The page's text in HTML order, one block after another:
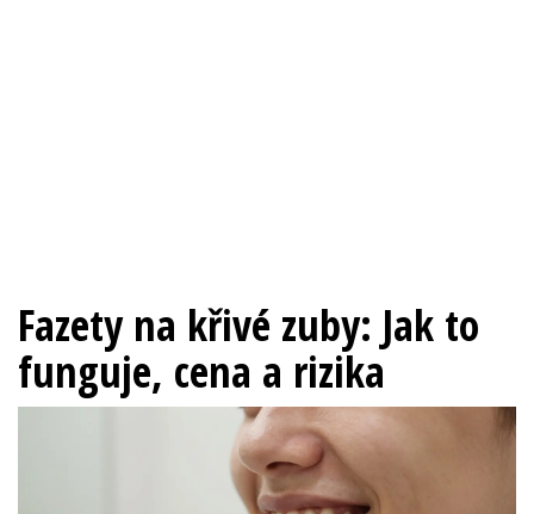
Fazety na křivé zuby: Jak to
funguje, cena a rizika